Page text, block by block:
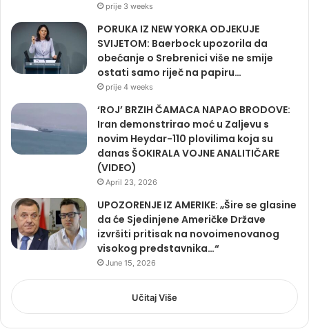
prije 3 weeks
PORUKA IZ NEW YORKA ODJEKUJE
SVIJETOM: Baerbock upozorila da
obećanje o Srebrenici više ne smije
ostati samo riječ na papiru…
prije 4 weeks
‘ROJ’ BRZIH ČAMACA NAPAO BRODOVE:
Iran demonstrirao moć u Zaljevu s
novim Heydar-110 plovilima koja su
danas ŠOKIRALA VOJNE ANALITIČARE
(VIDEO)
April 23, 2026
UPOZORENJE IZ AMERIKE: „Šire se glasine
da će Sjedinjene Američke Države
izvršiti pritisak na novoimenovanog
visokog predstavnika…“
June 15, 2026
Učitaj Više